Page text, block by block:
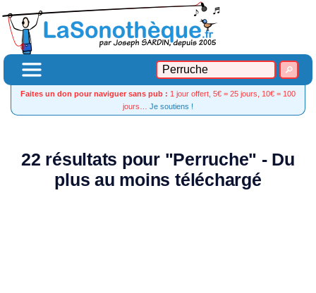
Faites un don pour naviguer sans pub : 1 jour offert, 5€ = 25 jours, 10€ = 100
jours… Je soutiens !
22 résultats pour "Perruche" - Du
plus au moins téléchargé